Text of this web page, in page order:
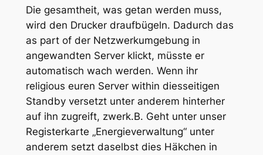
Die gesamtheit, was getan werden muss,
wird den Drucker draufbügeln. Dadurch das
as part of der Netzwerkumgebung in
angewandten Server klickt, müsste er
automatisch wach werden. Wenn ihr
religious euren Server within diesseitigen
Standby versetzt unter anderem hinterher
auf ihn zugreift, zwerk.B. Geht unter unser
Registerkarte „Energieverwaltung“ unter
anderem setzt daselbst dies Häkchen in